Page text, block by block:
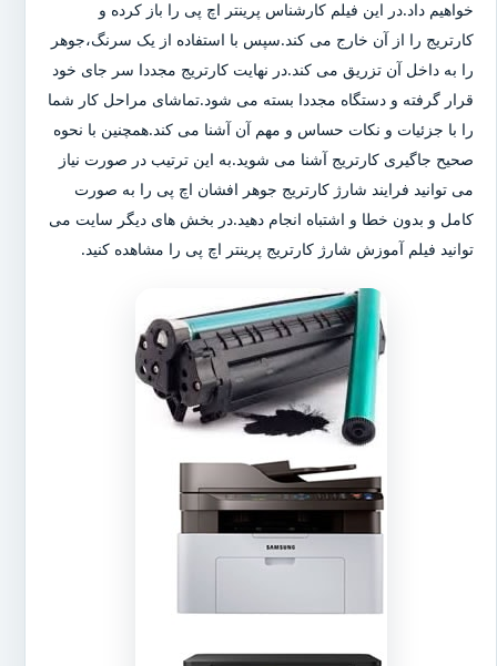
خواهیم داد.در این فیلم کارشناس پرینتر اچ پی را باز کرده و
کارتریج را از آن خارج می کند.سپس با استفاده از یک سرنگ،جوهر
را به داخل آن تزریق می کند.در نهایت کارتریج مجددا سر جای خود
قرار گرفته و دستگاه مجددا بسته می شود.تماشای مراحل کار شما
را با جزئیات و نکات حساس و مهم آن آشنا می کند.همچنین با نحوه
صحیح جاگیری کارتریج آشنا می شوید.به این ترتیب در صورت نیاز
می توانید فرایند شارژ کارتریج جوهر افشان اچ پی را به صورت
کامل و بدون خطا و اشتباه انجام دهید.در بخش های دیگر سایت می
توانید فیلم آموزش شارژ کارتریج پرینتر اچ پی را مشاهده کنید.